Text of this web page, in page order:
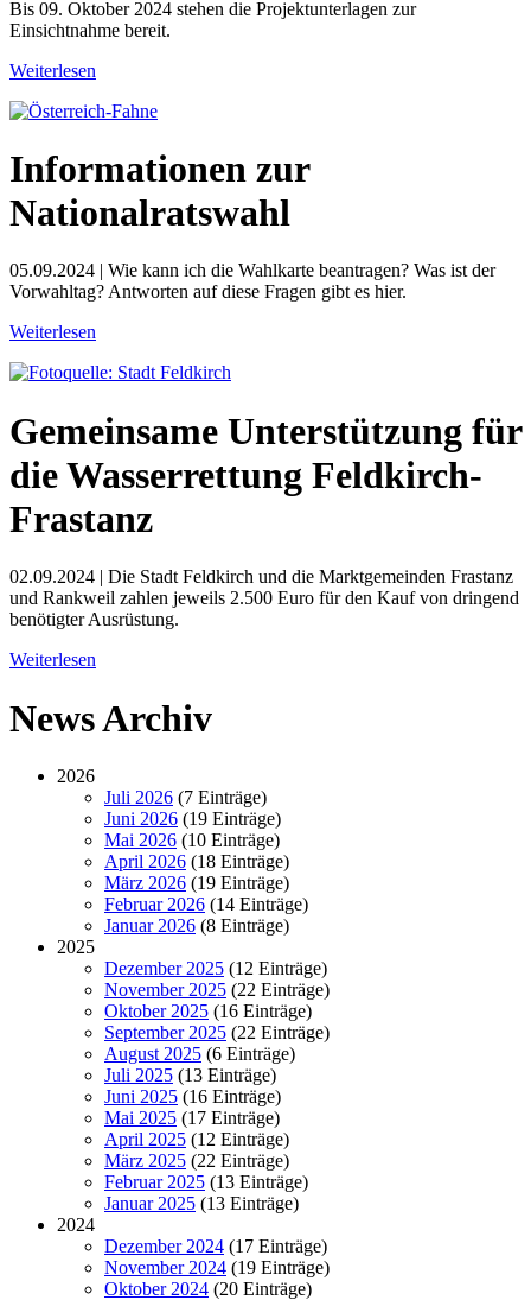
Bis 09. Oktober 2024 stehen die Projektunterlagen zur
Einsichtnahme bereit.
Weiterlesen
Informationen zur
Nationalratswahl
05.09.2024 | Wie kann ich die Wahlkarte beantragen? Was ist der
Vorwahltag? Antworten auf diese Fragen gibt es hier.
Weiterlesen
Gemeinsame Unterstützung für
die Wasserrettung Feldkirch-
Frastanz
02.09.2024 | Die Stadt Feldkirch und die Marktgemeinden Frastanz
und Rankweil zahlen jeweils 2.500 Euro für den Kauf von dringend
benötigter Ausrüstung.
Weiterlesen
News Archiv
2026
Juli 2026 (7 Einträge)
Juni 2026 (19 Einträge)
Mai 2026 (10 Einträge)
April 2026 (18 Einträge)
März 2026 (19 Einträge)
Februar 2026 (14 Einträge)
Januar 2026 (8 Einträge)
2025
Dezember 2025 (12 Einträge)
November 2025 (22 Einträge)
Oktober 2025 (16 Einträge)
September 2025 (22 Einträge)
August 2025 (6 Einträge)
Juli 2025 (13 Einträge)
Juni 2025 (16 Einträge)
Mai 2025 (17 Einträge)
April 2025 (12 Einträge)
März 2025 (22 Einträge)
Februar 2025 (13 Einträge)
Januar 2025 (13 Einträge)
2024
Dezember 2024 (17 Einträge)
November 2024 (19 Einträge)
Oktober 2024 (20 Einträge)